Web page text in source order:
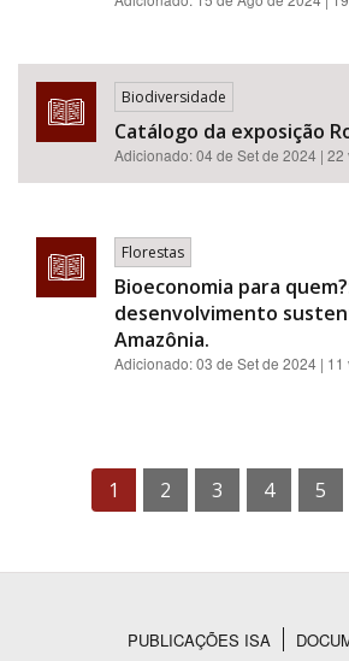
Biodiversidade
Catálogo da exposição
Adicionado:04 de Set de 2024 |
Florestas
Bioeconomia para
desenvolvimento
Amazônia.
Adicionado:03 de Set de 2024 |
1 2 3 4 5
PUBLICAÇÕES ISA